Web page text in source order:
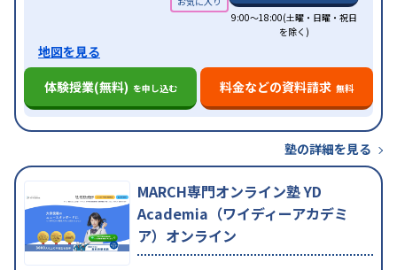
9:00～18:00(土曜・日曜・祝日
を除く)
地図を見る
体験授業(無料) を申し込む 料金などの資料請求 無料
塾の詳細を見る
MARCH専門オンライン塾 YD
Academia（ワイディーアカデミ
ア）オンライン